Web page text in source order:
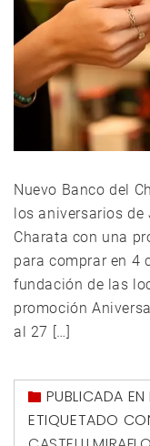
Nuevo Banco del
los aniversarios
Charata con una
para comprar en 4
fundación de las
promoción
al 27 […]
PUBLICADA EN
ETIQUETADO